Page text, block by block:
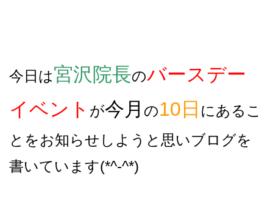
今日は宮沢院長のバースデー
イベント が今月 の10日 にあるこ
とをお知らせしようと思いブログを
書いています(*^-^*)